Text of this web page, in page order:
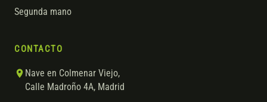
Segunda mano
CONTACTO
Nave en Colmenar Viejo,
Calle Madroño 4A, Madrid